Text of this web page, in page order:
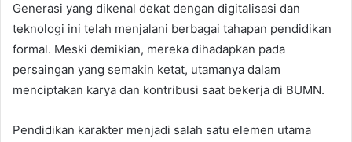
Generasi yang dikenal dekat dengan digitalisasi dan
teknologi ini telah menjalani berbagai tahapan pendidikan
formal. Meski demikian, mereka dihadapkan pada
persaingan yang semakin ketat, utamanya dalam
menciptakan karya dan kontribusi saat bekerja di BUMN.
Pendidikan karakter menjadi salah satu elemen utama